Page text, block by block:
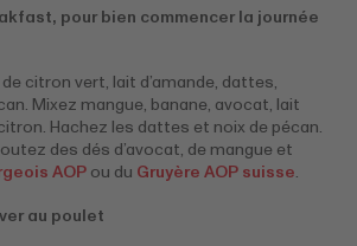
pour bien commencer la journée
citron vert, lait d’amande, dattes,
Mixez mangue, banane, avocat, lait
Hachez les dattes et noix de pécan.
des dés d’avocat, de mangue et
AOP ou du Gruyère AOP suisse.
au poulet